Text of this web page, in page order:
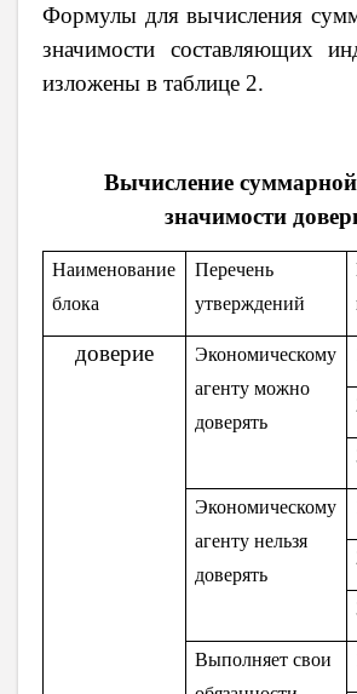
Формулы для вычисления
значимости составляющих
изложены в таблице 2.
Вычисление
значимости
Наименование
блока
Перечень
утверждений
доверие
Экономическому
агенту можно
доверять
Экономическому
агенту нельзя
доверять
Выполняет свои